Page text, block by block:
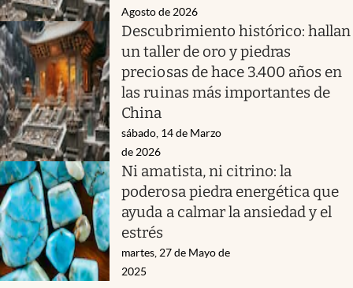
Agosto de 2026
Descubrimiento histórico: hallan
un taller de oro y piedras
preciosas de hace 3.400 años en
las ruinas más importantes de
China
sábado, 14 de Marzo
de 2026
Ni amatista, ni citrino: la
poderosa piedra energética que
ayuda a calmar la ansiedad y el
estrés
martes, 27 de Mayo de
2025